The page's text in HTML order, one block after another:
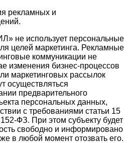
рекламных и
не использует персональные
целей маркетинга. Рекламные
коммуникации не
изменения бизнес-процессов
маркетинговых рассылок
осуществляться
предварительного
персональных данных,
с требованиями статьи 15
ФЗ. При этом субъекту будет
свободно и информировано
в любой момент отозвать его.